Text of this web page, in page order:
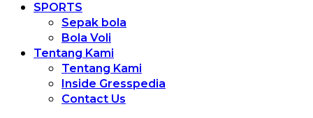
SPORTS
Sepak bola
Bola Voli
Tentang Kami
Tentang Kami
Inside Gresspedia
Contact Us